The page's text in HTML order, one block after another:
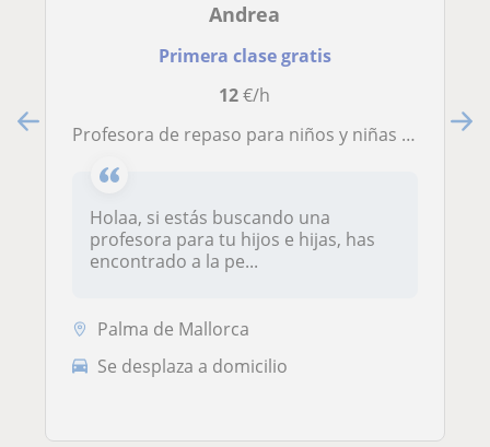
Andrea
Primera clase gratis
12€/h
Profesora de repaso para niños y niñas de primaria
Holaa, si estás buscando una
profesora para tu hijos e hijas, has
encontrado a la pe...
Palma de Mallorca
Se desplaza a domicilio